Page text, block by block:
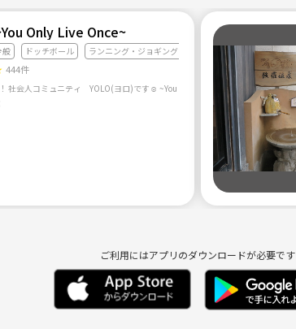
Only Live Once~
般 ドッチボール ランニング・ジョギング
444件
ご利用にはアプリのダウンロードが必要です